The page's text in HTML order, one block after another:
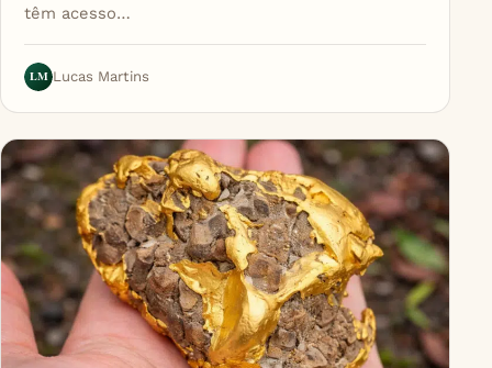
têm acesso…
LM Lucas Martins